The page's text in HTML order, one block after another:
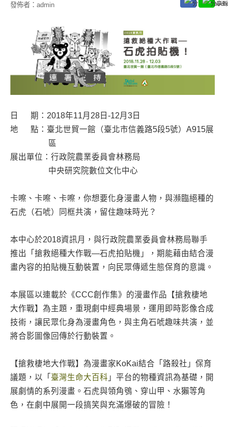
發佈者： admin
日 期：2018年11月28日-12月3日
地 點：臺北世貿一館（臺北市信義路5段5號）A915展
區
展出單位：行政院農業委員會林務局
中央研究院數位文化中心
卡嚓、卡嚓、卡嚓，你想要化身漫畫人物，與瀕臨絕種的
石虎（石唬）同框共演，留住趣味時光？
本中心於2018資訊月，與行政院農業委員會林務局聯手
推出「搶救絕種大作戰—石虎拍貼機」，期能藉由結合漫
畫內容的拍貼機互動裝置，向民眾傳遞生態保育的意識。
本展區以連載於《CCC創作集》的漫畫作品【搶救棲地
大作戰】為主題，重現劇中經典場景，運用即時影像合成
技術，讓民眾化身為漫畫角色，與主角石唬趣味共演，並
將合影圖像回傳於行動裝置。
【搶救棲地大作戰】為漫畫家KoKai結合「路殺社」保育
議題，以「 臺灣生命大百科 」平台的物種資訊為基礎，開
展劇情的系列漫畫。石虎與領角鴞、穿山甲、水獺等角
色，在劇中展開一段搞笑與充滿爆破的冒險！